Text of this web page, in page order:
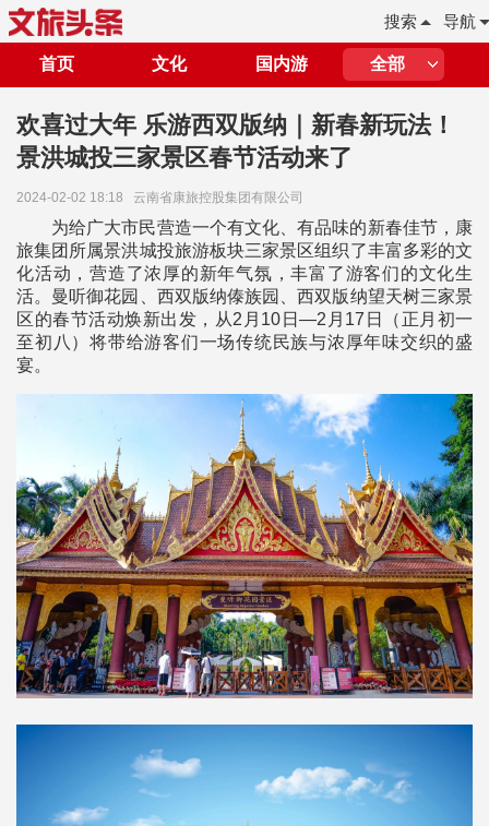
导航
搜索
首页 文化 国内游 全部
欢喜过大年 乐游西双版纳｜新春新玩法！
景洪城投三家景区春节活动来了
2024-02-02 18:18 云南省康旅控股集团有限公司
为给广大市民营造一个有文化、有品味的新春佳节，康
旅集团所属景洪城投旅游板块三家景区组织了丰富多彩的文
化活动，营造了浓厚的新年气氛，丰富了游客们的文化生
活。曼听御花园、西双版纳傣族园、西双版纳望天树三家景
区的春节活动焕新出发，从2月10日—2月17日（正月初一
至初八）将带给游客们一场传统民族与浓厚年味交织的盛
宴。